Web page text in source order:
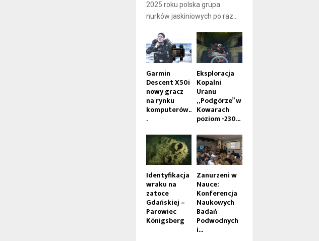
2025 roku polska grupa
nurków jaskiniowych po raz...
Garmin
Descent X50i
nowy gracz
na rynku
komputerów..
.
Eksploracja
Kopalni
Uranu
„Podgórze” w
Kowarach
poziom -230...
Identyfikacja
wraku na
zatoce
Gdańskiej –
Parowiec
Königsberg
Zanurzeni w
Nauce:
Konferencja
Naukowych
Badań
Podwodnych
i...